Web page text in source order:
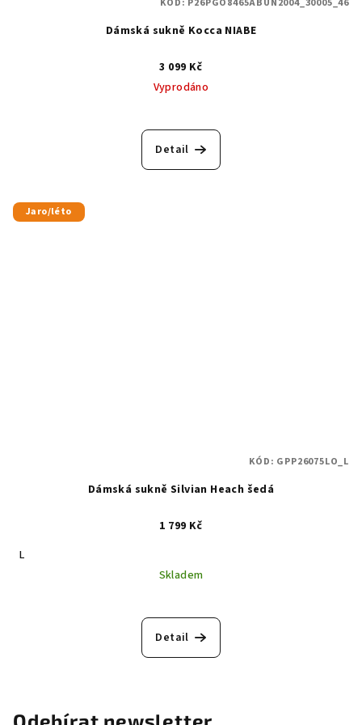
Dámská sukně Kocca NIABE
3 099 Kč
Vyprodáno
Detail
KÓD: P26PGO8465ABUN2004_30005_46
Jaro/léto
Dámská sukně Silvian Heach šedá
1 799 Kč
L
Skladem
Detail
KÓD: GPP26075LO_L